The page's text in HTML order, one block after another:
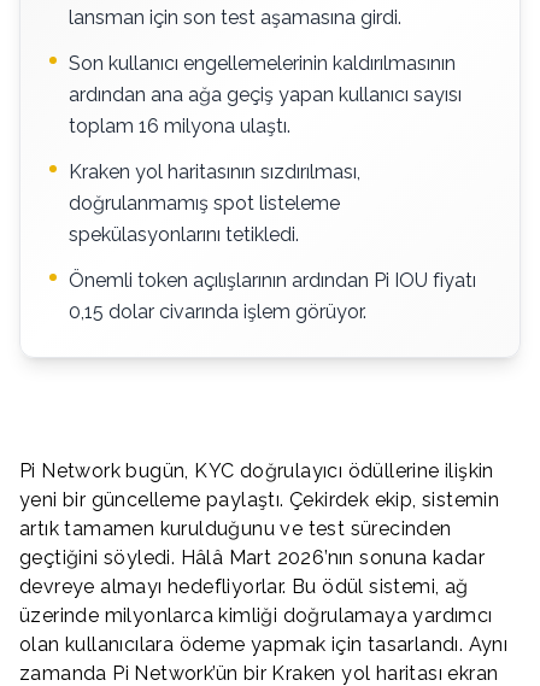
lansman için son test aşamasına girdi.
Son kullanıcı engellemelerinin kaldırılmasının
ardından ana ağa geçiş yapan kullanıcı sayısı
toplam 16 milyona ulaştı.
Kraken yol haritasının sızdırılması,
doğrulanmamış spot listeleme
spekülasyonlarını tetikledi.
Önemli token açılışlarının ardından Pi IOU fiyatı
0,15 dolar civarında işlem görüyor.
Pi Network bugün, KYC doğrulayıcı ödüllerine ilişkin
yeni bir güncelleme paylaştı. Çekirdek ekip, sistemin
artık tamamen kurulduğunu ve test sürecinden
geçtiğini söyledi. Hâlâ Mart 2026’nın sonuna kadar
devreye almayı hedefliyorlar. Bu ödül sistemi, ağ
üzerinde milyonlarca kimliği doğrulamaya yardımcı
olan kullanıcılara ödeme yapmak için tasarlandı. Aynı
zamanda Pi Network’ün bir Kraken yol haritası ekran